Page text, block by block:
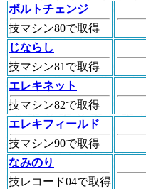
ボルトチェンジ
技マシン80で取得
じならし
技マシン81で取得
エレキネット
技マシン82で取得
エレキフィールド
技マシン90で取得
なみのり
技レコード04で取得